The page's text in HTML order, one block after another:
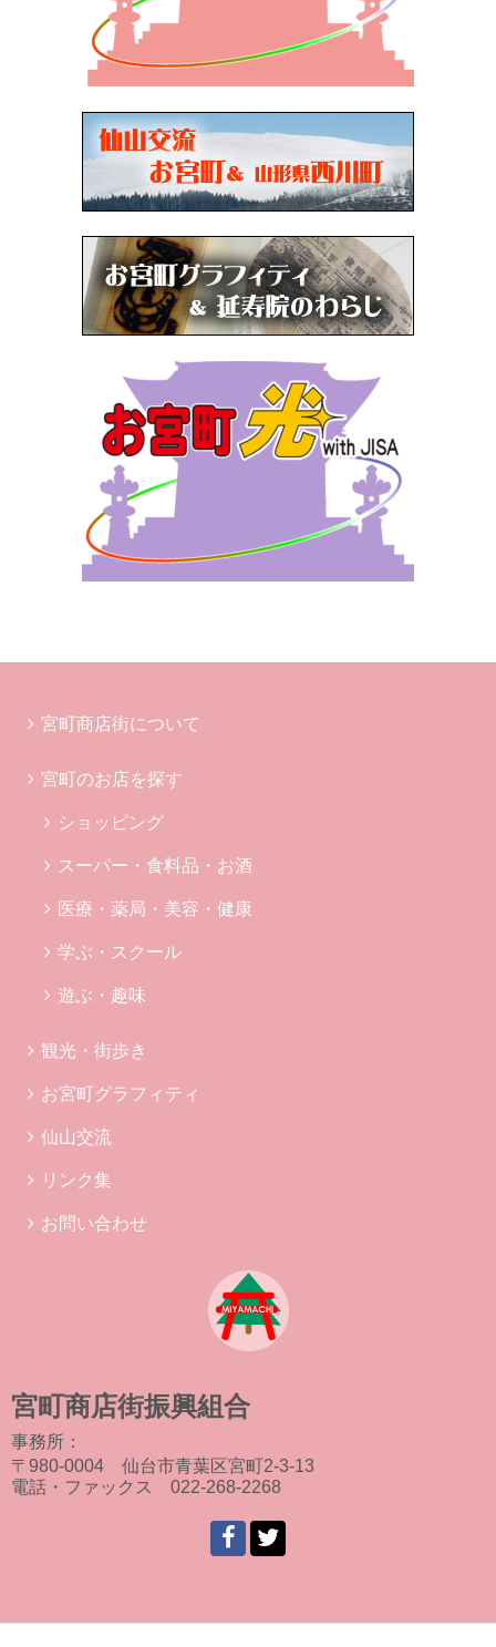
宮町商店街について
宮町のお店を探す
ショッピング
スーパー・食料品・お酒
医療・薬局・美容・健康
学ぶ・スクール
遊ぶ・趣味
観光・街歩き
お宮町グラフィティ
仙山交流
リンク集
お問い合わせ
宮町商店街振興組合
事務所：
〒980-0004 仙台市青葉区宮町2-3-13
電話・ファックス 022-268-2268